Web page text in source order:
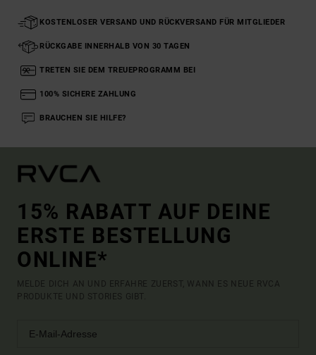
KOSTENLOSER VERSAND UND RÜCKVERSAND FÜR MITGLIEDER
RÜCKGABE INNERHALB VON 30 TAGEN
TRETEN SIE DEM TREUEPROGRAMM BEI
100% SICHERE ZAHLUNG
BRAUCHEN SIE HILFE?
15% RABATT AUF DEINE
ERSTE BESTELLUNG
ONLINE*
MELDE DICH AN UND ERFAHRE ZUERST, WANN ES NEUE RVCA
PRODUKTE UND STORIES GIBT.